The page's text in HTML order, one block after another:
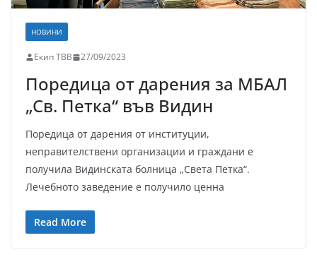
НОВИНИ
Екип ТВВ 27/09/2023
Поредица от дарения за МБАЛ
„Св. Петка“ във Видин
Поредица от дарения от институции,
неправителствени организации и граждани е
получила Видинската болница „Света Петка“.
Лечебното заведение е получило ценна
Read More